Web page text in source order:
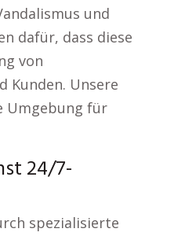
und
dafür, dass diese
von
Kunden. Unsere
Umgebung für
24/7-
spezialisierte